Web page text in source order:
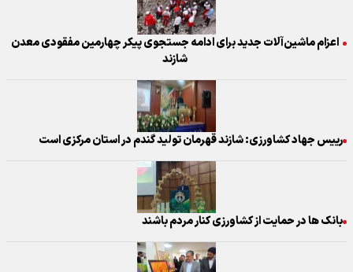
اعزام ماشین‌آلات جدید برای ادامه جستجوی پیکر چهارمین مفقودی معدن
شازند
رییس جهاد کشاورزی: شازند قهرمان تولید گندم در استان مرکزی است
بانک ها در حمایت از کشاورزی کنار مردم باشند